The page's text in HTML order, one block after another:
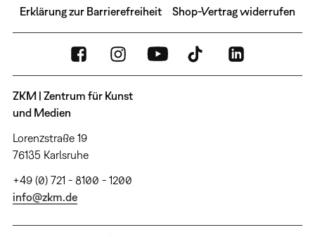
Erklärung zur Barrierefreiheit Shop-Vertrag widerrufen
ZKM | Zentrum für Kunst
und Medien
Lorenzstraße 19
76135 Karlsruhe
+49 (0) 721 - 8100 - 1200
info@zkm.de